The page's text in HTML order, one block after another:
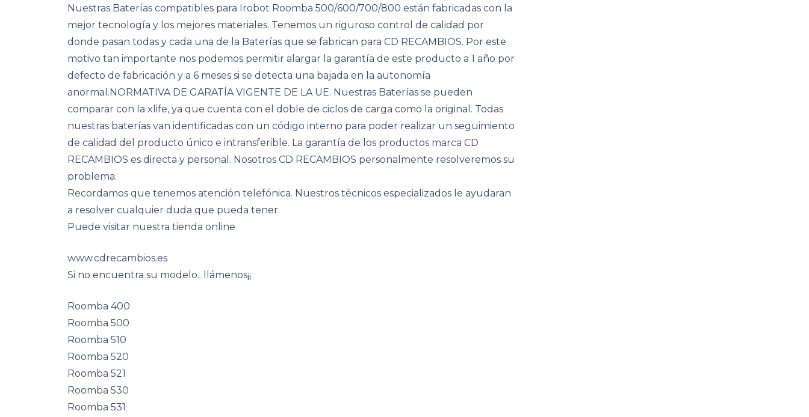
Nuestras Baterías compatibles para Irobot Roomba 500/600/700/800 están fabricadas con la
mejor tecnología y los mejores materiales. Tenemos un riguroso control de calidad por
donde pasan todas y cada una de la Baterías que se fabrican para CD RECAMBIOS. Por este
motivo tan importante nos podemos permitir alargar la garantía de este producto a 1 año por
defecto de fabricación y a 6 meses si se detecta una bajada en la autonomía
anormal.NORMATIVA DE GARATÍA VIGENTE DE LA UE. Nuestras Baterías se pueden
comparar con la xlife, ya que cuenta con el doble de ciclos de carga como la original. Todas
nuestras baterías van identificadas con un código interno para poder realizar un seguimiento
de calidad del producto único e intransferible. La garantía de los productos marca CD
RECAMBIOS es directa y personal. Nosotros CD RECAMBIOS personalmente resolveremos su
problema.
Recordamos que tenemos atención telefónica. Nuestros técnicos especializados le ayudaran
a resolver cualquier duda que pueda tener.
Puede visitar nuestra tienda online
www.cdrecambios.es
Si no encuentra su modelo.. llámenos¡¡
Roomba 400
Roomba 500
Roomba 510
Roomba 520
Roomba 521
Roomba 530
Roomba 531